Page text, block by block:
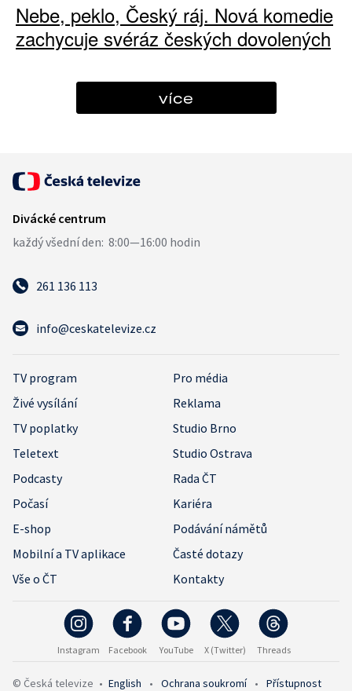
Nebe, peklo, Český ráj. Nová komedie
zachycuje svéráz českých dovolených
více
261 136 113
info@ceskatelevize.cz
TV program
Pro média
Živé vysílání
Reklama
TV poplatky
Studio Brno
Teletext
Studio Ostrava
Podcasty
Rada ČT
Počasí
Kariéra
E-shop
Podávání námětů
Mobilní a TV aplikace
Časté dotazy
Vše o ČT
Kontakty
Instagram Facebook YouTube X (Twitter) Threads
© Česká televize • English • Ochrana soukromí • Přístupnost